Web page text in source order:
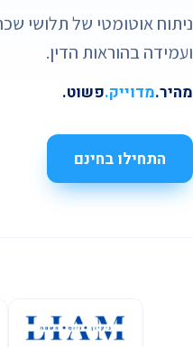
ניתוח אוטומטי של תלושי
ועמידה בהוראות הדין.
מהיר.מדוייק.פשוט.
התחילו בחינם